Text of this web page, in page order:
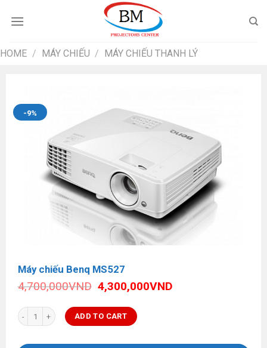
đến
dung
HOME / MÁY CHIẾU / MÁY CHIẾU THANH LÝ
-9%
Máy chiếu Benq MS527
4,700,000VND Original
price
was:
4,700,000VND.
4,300,000VND
Máy chiếu Benq MS527 quantity
ADD TO CART